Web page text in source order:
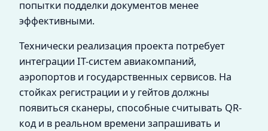
попытки подделки документов менее
эффективными.
Технически реализация проекта потребует
интеграции IT-систем авиакомпаний,
аэропортов и государственных сервисов. На
стойках регистрации и у гейтов должны
появиться сканеры, способные считывать QR-
код и в реальном времени запрашивать и